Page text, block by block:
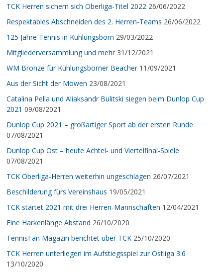
TCK Herren sichern sich Oberliga-Titel 2022 26/06/2022
Respektables Abschneiden des 2. Herren-Teams 26/06/2022
125 Jahre Tennis in Kühlungsborn 29/03/2022
Mitgliederversammlung und mehr 31/12/2021
WM Bronze für Kühlungsborner Beacher 11/09/2021
Aus der Sicht der Möwen 23/08/2021
Catalina Pella und Aliaksandr Bulitski siegen beim Dunlop Cup
2021 09/08/2021
Dunlop Cup 2021 – großartiger Sport ab der ersten Runde
07/08/2021
Dunlop Cup Ost – heute Achtel- und Viertelfinal-Spiele
07/08/2021
TCK Oberliga-Herren weiterhin ungeschlagen 26/07/2021
Beschilderung fürs Vereinshaus 19/05/2021
TCK startet 2021 mit drei Herren-Mannschaften 12/04/2021
Eine Harkenlänge Abstand 26/10/2020
TennisFan Magazin berichtet über TCK 25/10/2020
TCK Herren unterliegen im Aufstiegsspiel zur Ostliga 3:6
13/10/2020